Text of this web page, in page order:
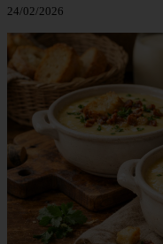
24/02/2026